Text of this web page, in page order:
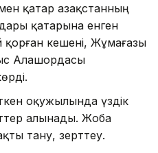
қатар Қазақстанның
қатарына енген
кешені, Жұмағазы
Алашордасы
оқужылында үздік
алынады. Жоба
тану, зерттеу.